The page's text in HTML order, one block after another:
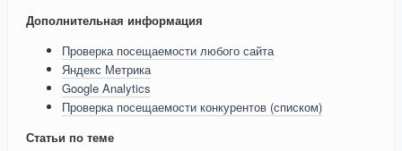
Дополнительная информация
Проверка посещаемости любого сайта
Яндекс Метрика
Google Analytics
Проверка посещаемости конкурентов (списком)
Статьи по теме